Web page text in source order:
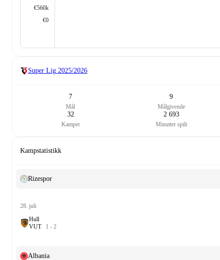
€560k
€0
Super Lig 2025/2026
7
Mål
9
Målgivende
32
Kamper
2 693
Minutter spilt
Kampstatistikk
Rizespor
28. juli
Hull
VUT 1 - 2
Albania